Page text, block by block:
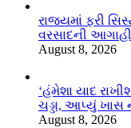
રાજ્યમાં ફરી
વરસાદની આગાહી
August 8, 2026
‘હંમેશા યાદ
ચડ્ડા, આપ્યું ખાસ
August 8, 2026